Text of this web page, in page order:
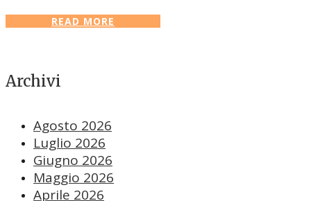
READ MORE
Archivi
Agosto 2026
Luglio 2026
Giugno 2026
Maggio 2026
Aprile 2026